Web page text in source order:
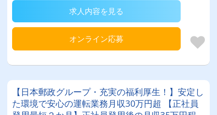
求人内容を見る
オンライン応募
【日本郵政グループ・充実の福利厚生！】安定し
た環境で安心の運転業務月収30万円超 【正社員